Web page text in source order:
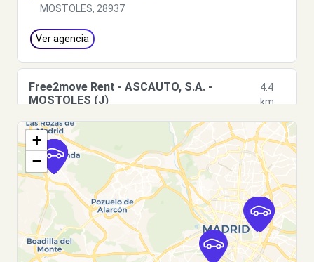
MOSTOLES, 28937
Ver agencia
Free2move Rent - ASCAUTO, S.A. -
MOSTOLES (J)
4.4
km
CALLE SIMON HERNANDEZ
MOSTOLES, 28937
Ver agencia
Free2move Rent - ASCAUTO, S.A. -
MOSTOLES (F)
4.4
km
CALLE SIMON HERNANDEZ
+
−